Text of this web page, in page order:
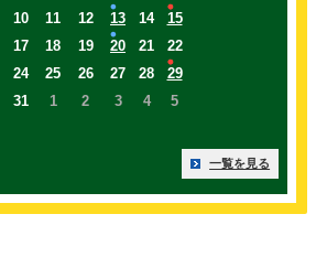
10 11 12 13 14
15
17 18 19 20 21
22
24 25 26 27 28
29
31 1 2 3 4 5
一覧を見る